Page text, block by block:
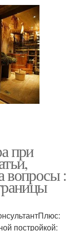
при
вопросы :
постройкой: